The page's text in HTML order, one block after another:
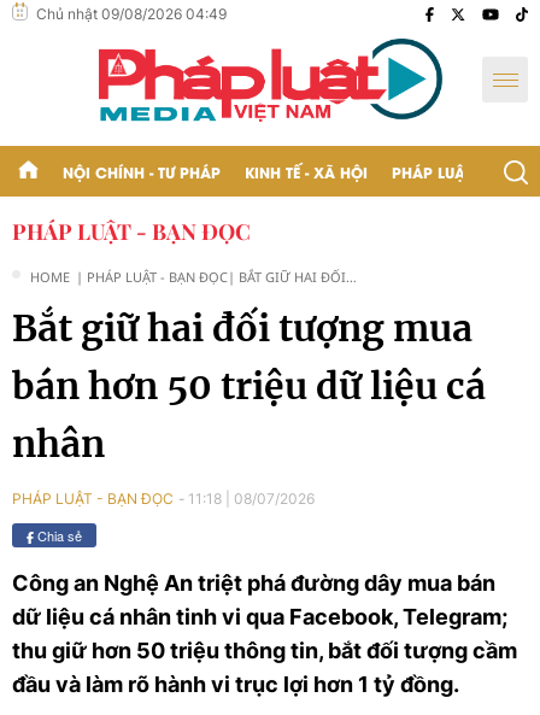
Chủ nhật 09/08/2026 04:49
NỘI CHÍNH - TƯ PHÁP KINH TẾ - XÃ HỘI PHÁP LUẬT - BẠN
PHÁP LUẬT - BẠN ĐỌC
HOME | PHÁP LUẬT - BẠN ĐỌC| BẮT GIỮ HAI ĐỐI
50 TRIỆU DỮ LIỆU CÁ
NHÂN
Bắt giữ hai đối tượng mua
bán hơn 50 triệu dữ liệu cá
nhân
PHÁP LUẬT - BẠN ĐỌC 11:18 08/07/2026
Chia sẻ
Công an Nghệ An triệt phá đường dây mua bán
dữ liệu cá nhân tinh vi qua Facebook, Telegram;
thu giữ hơn 50 triệu thông tin, bắt đối tượng cầm
đầu và làm rõ hành vi trục lợi hơn 1 tỷ đồng.